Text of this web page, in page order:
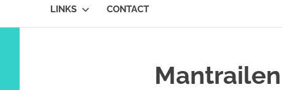
LINKS CONTACT
Mantrailen